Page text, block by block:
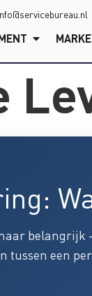
belangrijk
tussen een